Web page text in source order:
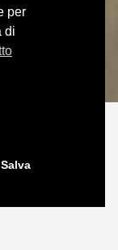
per
di
Salva